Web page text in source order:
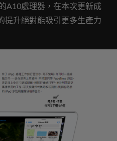
A10處理器，在本次更新成
提升絕對能吸引更多生產力